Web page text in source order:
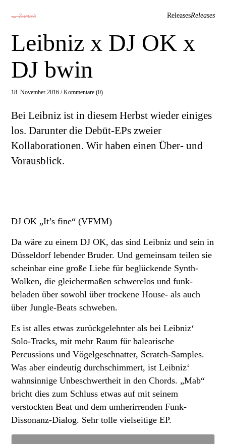
← Zurück ReleasesReleases
Leibniz x DJ OK x
DJ bwin
18. November 2016 /Kommentare (0)
Bei Leibniz ist in diesem Herbst wieder einiges
los. Darunter die Debüt-EPs zweier
Kollaborationen. Wir haben einen Über- und
Vorausblick.
DJ OK „It’s fine“ (VFMM)
Da wäre zu einem DJ OK, das sind Leibniz und sein in
Düsseldorf lebender Bruder. Und gemeinsam teilen sie
scheinbar eine große Liebe für beglückende Synth-
Wolken, die gleichermaßen schwerelos und funk-
beladen über sowohl über trockene House- als auch
über Jungle-Beats schweben.
Es ist alles etwas zurückgelehnter als bei Leibniz‘
Solo-Tracks, mit mehr Raum für balearische
Percussions und Vögelgeschnatter, Scratch-Samples.
Was aber eindeutig durchschimmert, ist Leibniz‘
wahnsinnige Unbeschwertheit in den Chords. „Mab“
bricht dies zum Schluss etwas auf mit seinem
verstockten Beat und dem umherirrenden Funk-
Dissonanz-Dialog. Sehr tolle vielseitige EP.